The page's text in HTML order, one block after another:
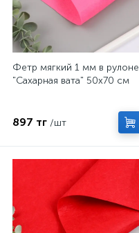
Фетр мягкий 1 мм в рулоне
"Сахарная вата" 50х70 см
897 тг /шт